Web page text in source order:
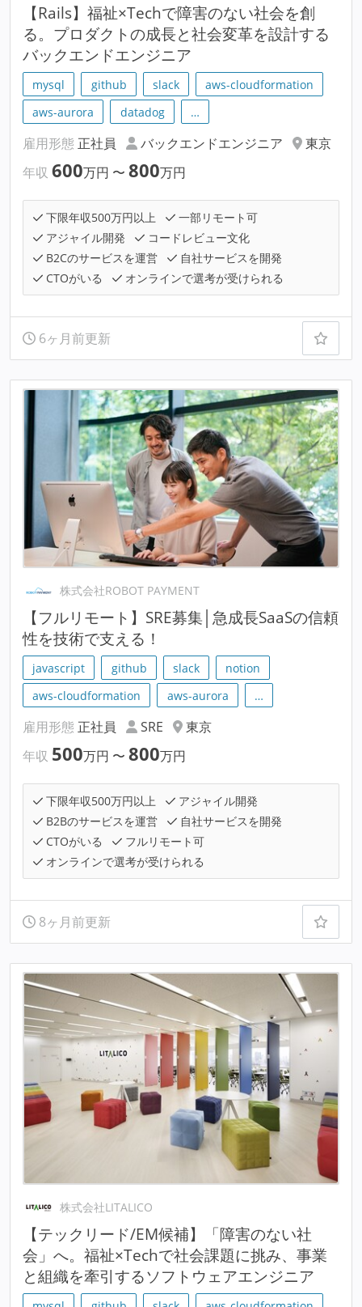
【Rails】福祉×Techで障害のない社会を創
る。プロダクトの成長と社会変革を設計する
バックエンドエンジニア
mysql github slack
aws-cloudformation
aws-aurora
datadog …
雇用形態 正社員 バックエンドエンジニア
東京
年収 600万円 〜 800万円
下限年収500万円以上
一部リモート可
アジャイル開発
コードレビュー文化
B2Cのサービスを運営
自社サービスを開発
CTOがいる
オンラインで選考が受けられる
6ヶ月前更新
株式会社ROBOT PAYMENT
【フルリモート】SRE募集│急成長SaaSの信頼
性を技術で支える！
javascript github slack
notion
aws-cloudformation
aws-aurora …
雇用形態 正社員 SRE
東京
年収 500万円 〜 800万円
下限年収500万円以上
アジャイル開発
B2Bのサービスを運営
自社サービスを開発
CTOがいる
フルリモート可
オンラインで選考が受けられる
8ヶ月前更新
株式会社LITALICO
【テックリード/EM候補】「障害のない社
会」へ。福祉×Techで社会課題に挑み、事業
と組織を牽引するソフトウェアエンジニア